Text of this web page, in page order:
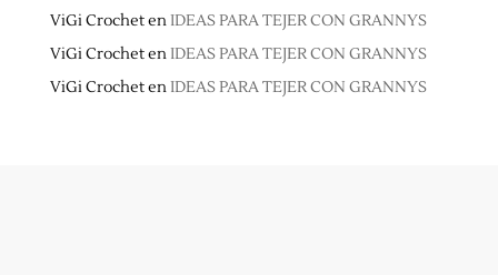
ViGi CrochetenIDEAS PARA TEJER CON GRANNYS
ViGi CrochetenIDEAS PARA TEJER CON GRANNYS
ViGi CrochetenIDEAS PARA TEJER CON GRANNYS